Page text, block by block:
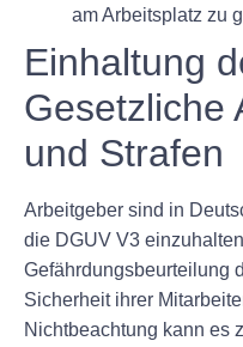
am Arbeitsplatz zu
Einhaltung
Gesetzliche
und Strafen
Arbeitgeber sind in
die DGUV V3
Gefährdungsbeurteilung
Sicherheit ihrer
Nichtbeachtung kann es